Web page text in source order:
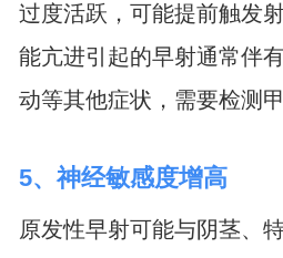
过度活跃，可能提前触发
能亢进引起的早射通常伴
动等其他症状，需要检测
5、神经敏感度增高
原发性早射可能与阴茎、